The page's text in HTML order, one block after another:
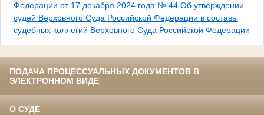
Федерации от 17 декабря 2024 года № 44 Об утверждении
судей Верховного Суда Российской Федерации в составы
судебных коллегий Верховного Суда Российской Федерации
ПОДАЧА ПРОЦЕССУАЛЬНЫХ ДОКУМЕНТОВ В
ЭЛЕКТРОННОМ ВИДЕ
О СУДЕ